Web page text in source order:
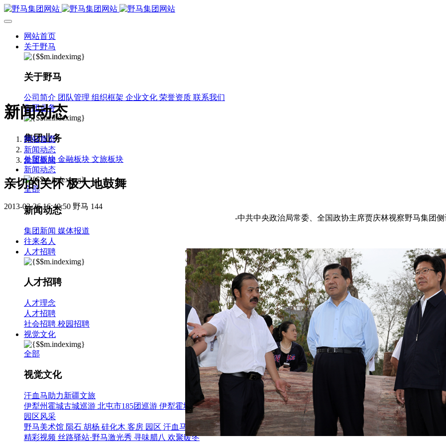
网站首页
关于野马
关于野马
公司简介 团队管理 组织框架 企业文化 荣誉资质 联系我们
集团业务
集团业务
外贸板块 金融板块 文旅板块
新闻动态
全部
新闻动态
集团新闻 媒体报道
往来名人
人才招聘
人才招聘
人才理念
人才招聘
社会招聘 校园招聘
视觉文化
全部
视觉文化
汗血马助力新疆文旅
伊犁州霍城古城巡游 北屯市185团巡游 伊犁霍城县晃晃村巡游 阿勒泰北屯市巡游 阿勒泰布尔津县巡游 伊犁州察布查尔县
园区风采
野马美术馆 陨石 胡杨 硅化木 客房 园区 汗血马基地 F座大厅 国家记忆A馆 国家记忆B馆 红山玉馆 酒店大厅 料场餐厅
精彩视频 丝路驿站·野马激光秀 寻味腊八 欢聚暖冬
新闻动态
网站首页
新闻动态
集团新闻
亲切的关怀 极大地鼓舞
2013-03-26 16:40:50 野马 144
-中共中央政治局常委、全国政协主席贾庆林视察野马集团侧